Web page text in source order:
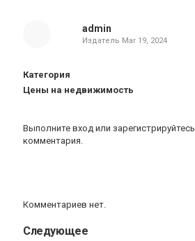
admin
Издатель Mar 19, 2024
Категория
Цены на недвижимость
Выполните вход или зарегистрируйтесь
комментария.
Комментариев нет.
Следующее